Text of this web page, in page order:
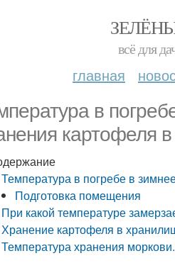
всё для
главная
в
картофеля
Температура в погребе в
Подготовка помещения
При какой температуре
Хранение картофеля в
Температура хранения